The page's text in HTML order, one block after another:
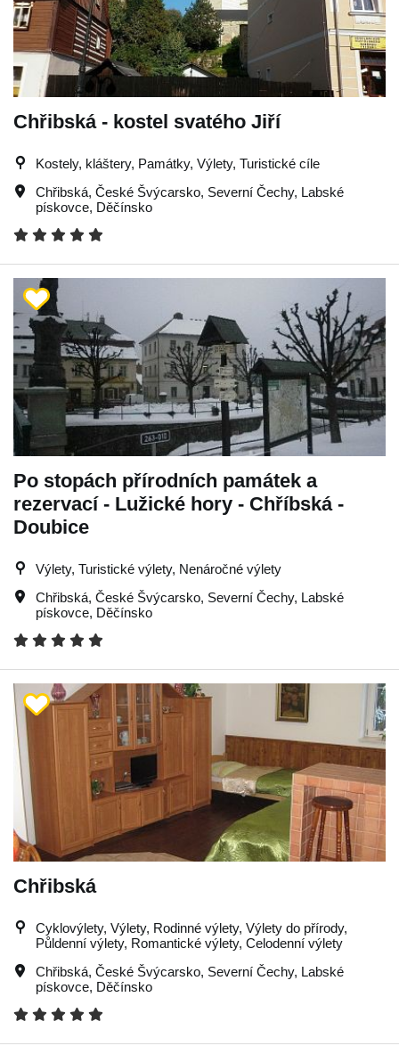
Chřibská - kostel svatého Jiří
Kostely, kláštery, Památky, Výlety, Turistické cíle
Chřibská, České Švýcarsko, Severní Čechy, Labské
pískovce, Děčínsko
Po stopách přírodních památek a
rezervací - Lužické hory - Chříbská -
Doubice
Výlety, Turistické výlety, Nenáročné výlety
Chřibská, České Švýcarsko, Severní Čechy, Labské
pískovce, Děčínsko
Chřibská
Cyklovýlety, Výlety, Rodinné výlety, Výlety do přírody,
Půldenní výlety, Romantické výlety, Celodenní výlety
Chřibská, České Švýcarsko, Severní Čechy, Labské
pískovce, Děčínsko